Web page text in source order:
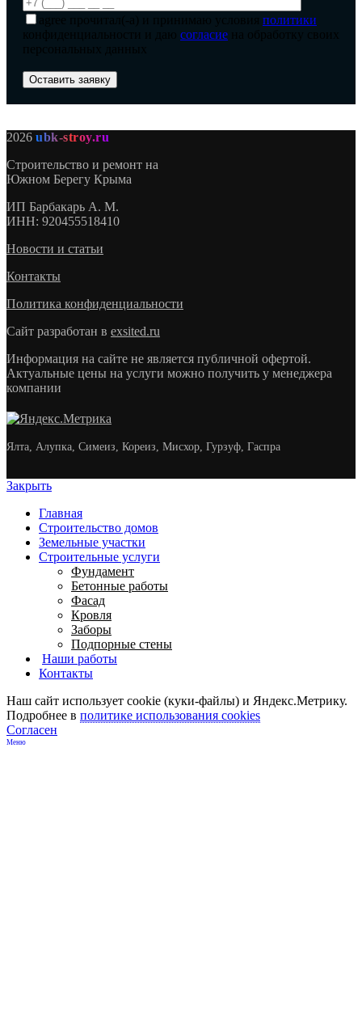
Меню
agree прочитал(-а) и принимаю условия политики
конфиденциальности и даю согласие на обработку своих
персональных данных
2026 ubk-stroy.ru
Строительство и ремонт на
Южном Берегу Крыма
ИП Барбакарь А. М.
ИНН: 920455518410
Новости и статьи
Контакты
Политика конфиденциальности
Сайт разработан в exsited.ru
Информация на сайте не является публичной офертой.
Актуальные цены на услуги можно получить у менеджера
компании
Ялта, Алупка, Симеиз, Кореиз, Мисхор, Гурзуф, Гаспра
Закрыть
Главная
Строительство домов
Земельные участки
Строительные услуги
Фундамент
Бетонные работы
Фасад
Кровля
Заборы
Подпорные стены
Наши работы
Контакты
Наш сайт использует cookie (куки-файлы) и Яндекс.Метрику.
Подробнее в политике использования cookies
Согласен